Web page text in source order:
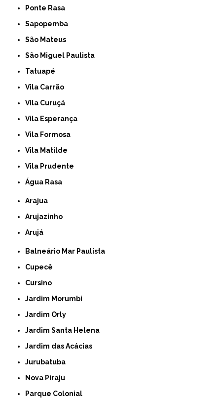
Ponte Rasa
Sapopemba
São Mateus
São Miguel Paulista
Tatuapé
Vila Carrão
Vila Curuçá
Vila Esperança
Vila Formosa
Vila Matilde
Vila Prudente
Água Rasa
Arajua
Arujazinho
Arujá
Balneário Mar Paulista
Cupecê
Cursino
Jardim Morumbi
Jardim Orly
Jardim Santa Helena
Jardim das Acácias
Jurubatuba
Nova Piraju
Parque Colonial